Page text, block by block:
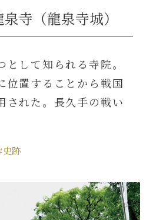
寺（龍泉寺城）
して知られる寺院。
位置することから戦国
された。長久手の戦い
史跡